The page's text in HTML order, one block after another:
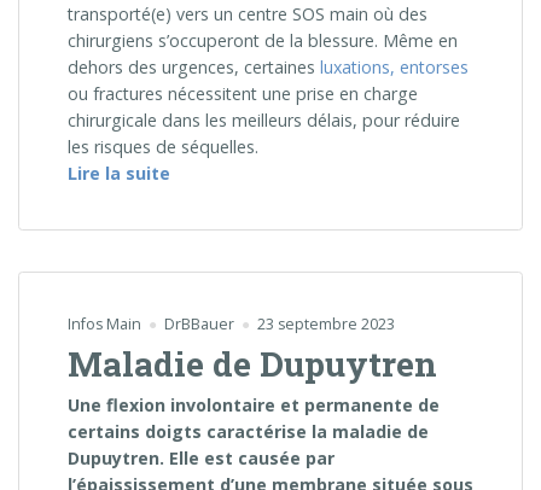
transporté(e) vers un centre SOS main où des
chirurgiens s’occuperont de la blessure. Même en
dehors des urgences, certaines luxations, entorses
ou fractures nécessitent une prise en charge
chirurgicale dans les meilleurs délais, pour réduire
les risques de séquelles.
Lire la suite
Infos Main DrBBauer 23 septembre 2023
Maladie de Dupuytren
Une flexion involontaire et permanente de
certains doigts caractérise la maladie de
Dupuytren. Elle est causée par
l’épaississement d’une membrane située sous